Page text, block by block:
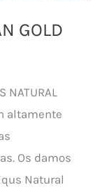
GOLD
NATURAL
altamente
Os damos
Natural